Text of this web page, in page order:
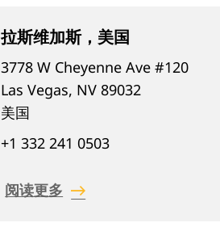
拉斯维加斯，美国
3778 W Cheyenne Ave #120
Las Vegas, NV 89032
美国
+1 332 241 0503
阅读更多